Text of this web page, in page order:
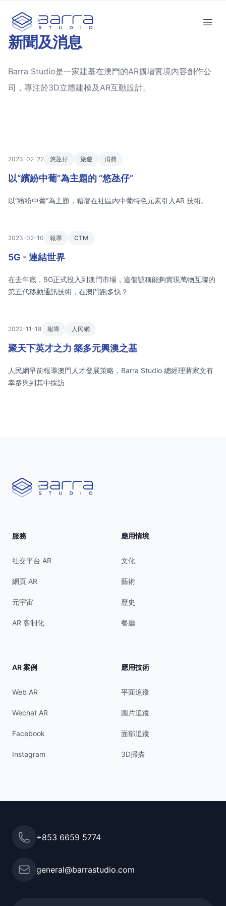
Barra Studio
新聞及消息
Barra Studio是一家建基在澳門的AR擴增實境內容創作公
司，專注於3D立體建模及AR互動設計。
2023-02-22 悠氹仔 旅遊 消費
以“繽紛中葡”為主題的 “悠氹仔”
以“繽紛中葡”為主題，藉著在社區內中葡特色元素引入AR 技術。
2023-02-10 報導 CTM
5G - 連結世界
在去年底，5G正式投入到澳門市場，這個號稱能夠實現萬物互聯的
第五代移動通訊技術，在澳門跑多快？
2022-11-18 報導 人民網
聚天下英才之力 築多元興澳之基
人民網早前報導澳門人才發展策略，Barra Studio 總經理蔣家文有
幸參與到其中採訪
Barra Studio
服務
社交平台 AR
網頁 AR
元宇宙
AR 客制化
AR 案例
Web AR
Wechat AR
Facebook
Instagram
應用情境
文化
藝術
歷史
餐廳
應用技術
平面追蹤
圖片追蹤
面部追蹤
3D掃描
聯絡電話
+853 6659 5774
電子郵件
general@barrastudio.com